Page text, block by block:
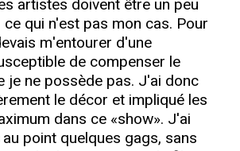
artistes doivent être un peu
qui n'est pas mon cas. Pour
m'entourer d'une
de compenser le
je ne possède pas. J'ai donc
le décor et impliqué les
dans ce «show». J'ai
point quelques gags, sans